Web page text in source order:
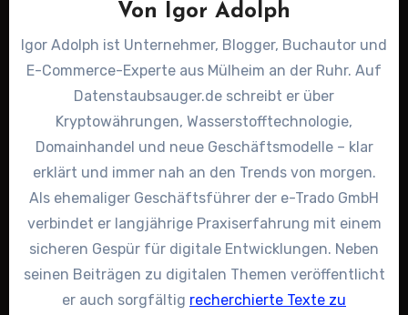
Von Igor Adolph
Igor Adolph ist Unternehmer, Blogger, Buchautor und
E-Commerce-Experte aus Mülheim an der Ruhr. Auf
Datenstaubsauger.de schreibt er über
Kryptowährungen, Wasserstofftechnologie,
Domainhandel und neue Geschäftsmodelle – klar
erklärt und immer nah an den Trends von morgen.
Als ehemaliger Geschäftsführer der e-Trado GmbH
verbindet er langjährige Praxiserfahrung mit einem
sicheren Gespür für digitale Entwicklungen. Neben
seinen Beiträgen zu digitalen Themen veröffentlicht
er auch sorgfältig recherchierte Texte zu